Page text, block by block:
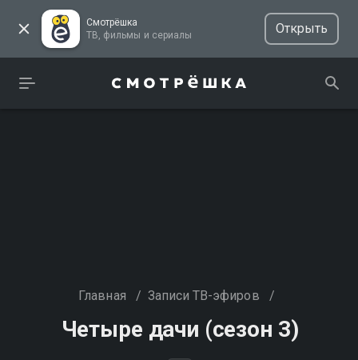
Смотрёшка
ТВ, фильмы и сериалы
Открыть
Главная / Записи ТВ-эфиров /
Четыре дачи (сезон 3)